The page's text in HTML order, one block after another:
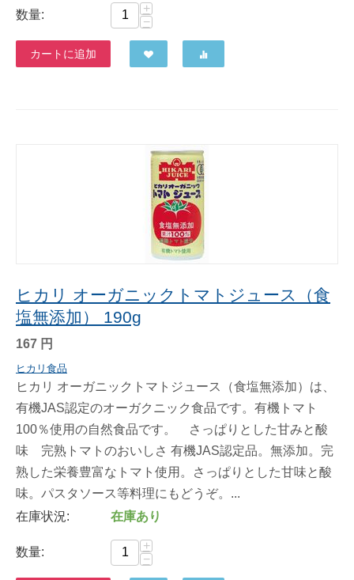
数量:
+
−
カートに追加
ヒカリ オーガニックトマトジュース（食
塩無添加） 190g
167 円
ヒカリ食品
ヒカリ オーガニックトマトジュース（食塩無添加）は、
有機JAS認定のオーガクニック食品です。有機トマト
100％使用の自然食品です。 さっぱりとした甘みと酸
味 完熟トマトのおいしさ 有機JAS認定品。無添加。完
熟した栄養豊富なトマト使用。さっぱりとした甘味と酸
味。パスタソース等料理にもどうぞ。...
在庫状況:
在庫あり
数量:
+
−